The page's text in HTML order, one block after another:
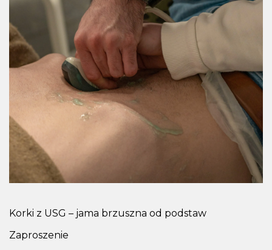
Korki z USG – jama brzuszna od podstaw
Zaproszenie